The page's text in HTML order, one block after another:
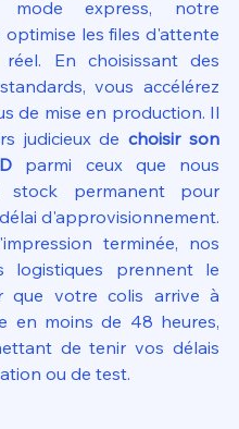
express, notre
les files d'attente
En choisissant des
vous accélérez
de mise en production. Il
judicieux de choisir son
parmi ceux que nous
stock permanent pour
d'approvisionnement.
terminée, nos
logistiques prennent le
que votre colis arrive à
en moins de 48 heures,
de tenir vos délais
ou de test.